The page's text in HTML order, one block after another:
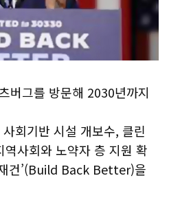
버그를 방문해 2030년까지
회기반 시설 개보수, 클린
사회와 노약자 층 지원 확
건’(Build Back Better)을